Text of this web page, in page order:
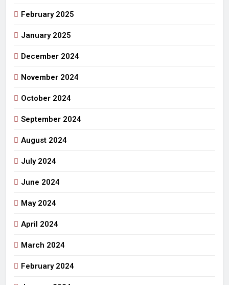
February 2025
January 2025
December 2024
November 2024
October 2024
September 2024
August 2024
July 2024
June 2024
May 2024
April 2024
March 2024
February 2024